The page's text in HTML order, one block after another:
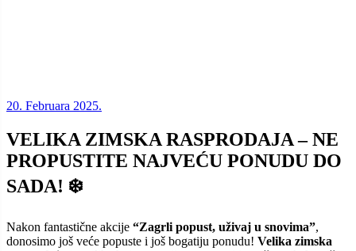
20. Februara 2025.
VELIKA ZIMSKA RASPRODAJA – NE
PROPUSTITE NAJVEĆU PONUDU DO
SADA! ❄️
Nakon fantastične akcije “Zagrli popust, uživaj u snovima”,
donosimo još veće popuste i još bogatiju ponudu! Velika zimska